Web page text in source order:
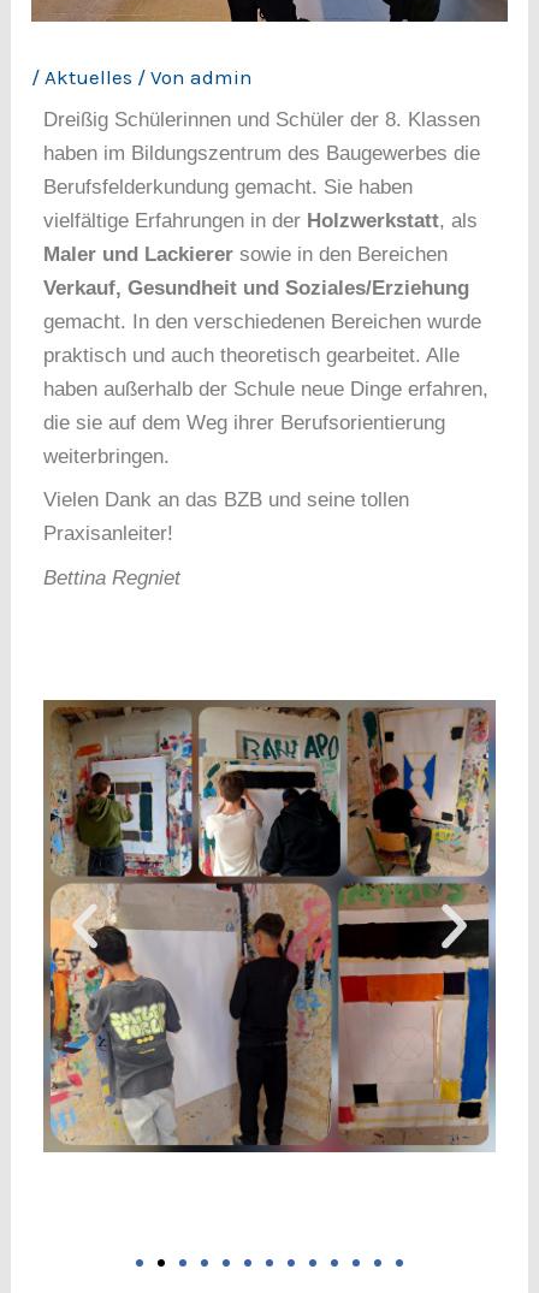
/ Aktuelles / Vonadmin
Dreißig Schülerinnen und Schüler der 8. Klassen
haben im Bildungszentrum des Baugewerbes die
Berufsfelderkundung gemacht. Sie haben
vielfältige Erfahrungen in der Holzwerkstatt, als
Maler und Lackierer sowie in den Bereichen
Verkauf, Gesundheit und Soziales/Erziehung
gemacht. In den verschiedenen Bereichen wurde
praktisch und auch theoretisch gearbeitet. Alle
haben außerhalb der Schule neue Dinge erfahren,
die sie auf dem Weg ihrer Berufsorientierung
weiterbringen.
Vielen Dank an das BZB und seine tollen
Praxisanleiter!
Bettina Regniet